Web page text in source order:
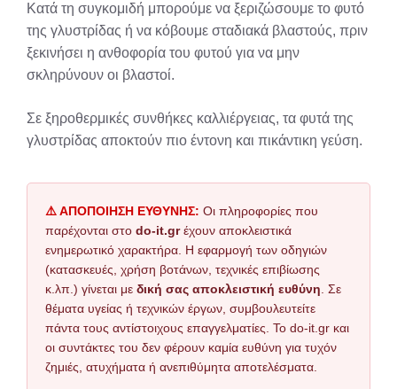
Κατά τη συγκομιδή μπορούμε να ξεριζώσουμε το φυτό
της γλυστρίδας ή να κόβουμε σταδιακά βλαστούς, πριν
ξεκινήσει η ανθοφορία του φυτού για να μην
σκληρύνουν οι βλαστοί.
Σε ξηροθερμικές συνθήκες καλλιέργειας, τα φυτά της
γλυστρίδας αποκτούν πιο έντονη και πικάντικη γεύση.
⚠️ ΑΠΟΠΟΙΗΣΗ ΕΥΘΥΝΗΣ: Οι πληροφορίες που
παρέχονται στο do-it.grέχουν αποκλειστικά
ενημερωτικό χαρακτήρα. Η εφαρμογή των οδηγιών
(κατασκευές, χρήση βοτάνων, τεχνικές επιβίωσης
κ.λπ.) γίνεται με δική σας αποκλειστική ευθύνη . Σε
θέματα υγείας ή τεχνικών έργων, συμβουλευτείτε
πάντα τους αντίστοιχους επαγγελματίες. Το do-it.gr και
οι συντάκτες του δεν φέρουν καμία ευθύνη για τυχόν
ζημιές, ατυχήματα ή ανεπιθύμητα αποτελέσματα.